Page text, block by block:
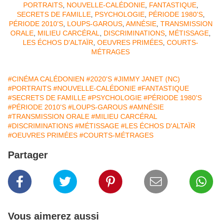
PORTRAITS, NOUVELLE-CALÉDONIE, FANTASTIQUE,
SECRETS DE FAMILLE, PSYCHOLOGIE, PÉRIODE 1980'S,
PÉRIODE 2010'S, LOUPS-GAROUS, AMNÉSIE, TRANSMISSION
ORALE MILIEU CARCÉRAL DISCRIMINATIONS MÉTISSAGE
LES ÉCHOS D'ALTAÏR OEUVRES PRIMÉES COURTS-
MÉTRAGES
#CINÉMA CALÉDONIEN #2020'S #JIMMY JANET (NC)
#PORTRAITS #NOUVELLE-CALÉDONIE #FANTASTIQUE
#SECRETS DE FAMILLE #PSYCHOLOGIE #PÉRIODE 1980'S
#PÉRIODE 2010'S #LOUPS-GAROUS #AMNÉSIE
#TRANSMISSION ORALE #MILIEU CARCÉRAL
#DISCRIMINATIONS #MÉTISSAGE #LES ÉCHOS D'ALTAÏR
#OEUVRES PRIMÉES #COURTS-MÉTRAGES
Partager
Vous aimerez aussi